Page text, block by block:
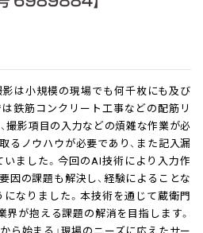
は小規模の現場でも何千枚にも及び
鉄筋コンクリート工事などの配筋リ
撮影項目の入力などの煩雑な作業が必
るノウハウが必要であり、また記入漏
ました。今回のAI技術により入力作
因の課題も解決し、経験によることな
なりました。本技術を通じて蔵衛門
界が抱える課題の解消を目指します。